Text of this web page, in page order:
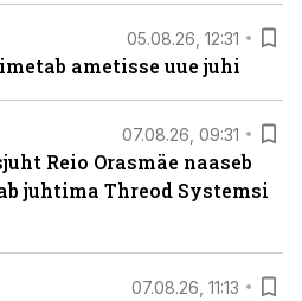
05.08.26, 12:31
ametisse uue juhi
07.08.26, 09:31
Reio Orasmäe naaseb
juhtima Threod Systemsi
07.08.26, 11:13